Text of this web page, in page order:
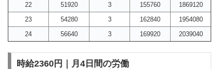
22
51920 3 155760
1869120
23
54280 3 162840
1954080
24
56640 3 169920 2039040
時給2360円｜月4日間の労働